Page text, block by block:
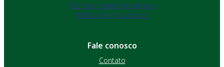
Termo e condições de uso
Política de Privacidade
Fale conosco
Contato